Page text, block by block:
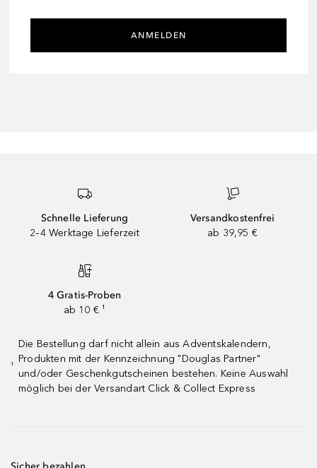
ANMELDEN
Schnelle Lieferung
2–4 Werktage Lieferzeit
Versandkostenfrei
ab 39,95 €
4 Gratis-Proben
ab 10 € ¹
¹
Die Bestellung darf nicht allein aus Adventskalendern,
Produkten mit der Kennzeichnung "Douglas Partner"
und/oder Geschenkgutscheinen bestehen. Keine Auswahl
möglich bei der Versandart Click & Collect Express